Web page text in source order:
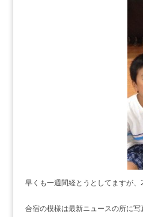
早くも一週間経とうとしてますが
合宿の模様は最新ニュースの所に